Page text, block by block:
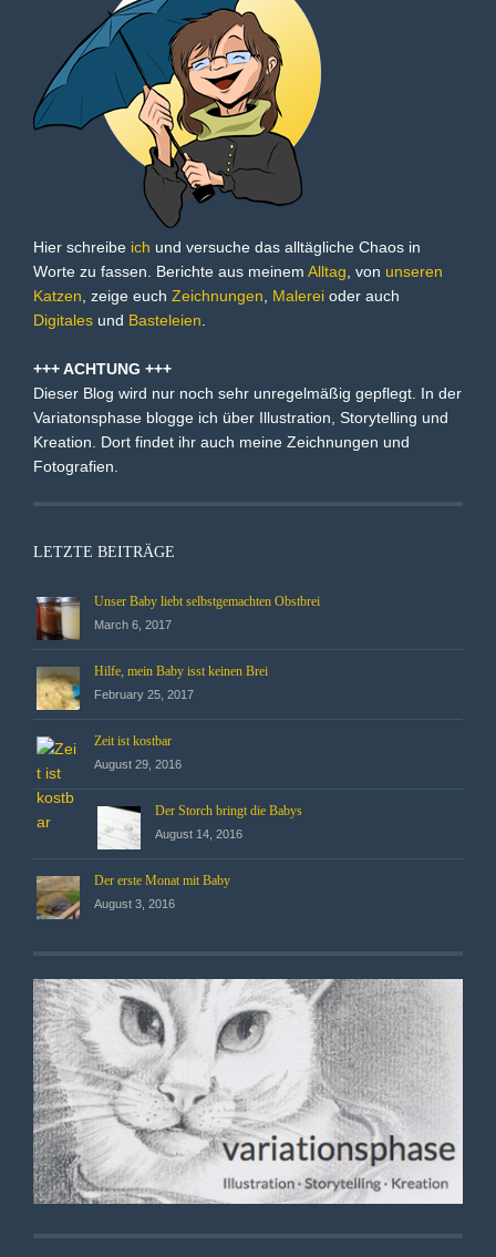
Hier schreibe ich und versuche das alltägliche Chaos in
Worte zu fassen. Berichte aus meinem Alltag , von unseren
Katzen , zeige euch Zeichnungen Malerei oder auch
Digitales und Basteleien
+++ ACHTUNG +++
Dieser Blog wird nur noch sehr unregelmäßig gepflegt. In der
Variatonsphase blogge ich über Illustration, Storytelling und
Kreation. Dort findet ihr auch meine Zeichnungen und
Fotografien.
LETZTE BEITRÄGE
Unser Baby liebt selbstgemachten Obstbrei
March 6, 2017
Hilfe, mein Baby isst keinen Brei
February 25, 2017
Zeit ist kostbar
August 29, 2016
Der Storch bringt die Babys
August 14, 2016
Der erste Monat mit Baby
August 3, 2016